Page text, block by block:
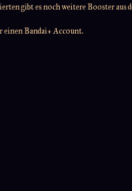
gibt es noch weitere Booster aus
Bandai+ Account.